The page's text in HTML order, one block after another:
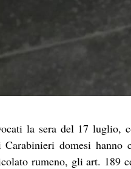
la sera del 17 luglio,
Carabinieri domesi hanno
rumeno, gli art. 189